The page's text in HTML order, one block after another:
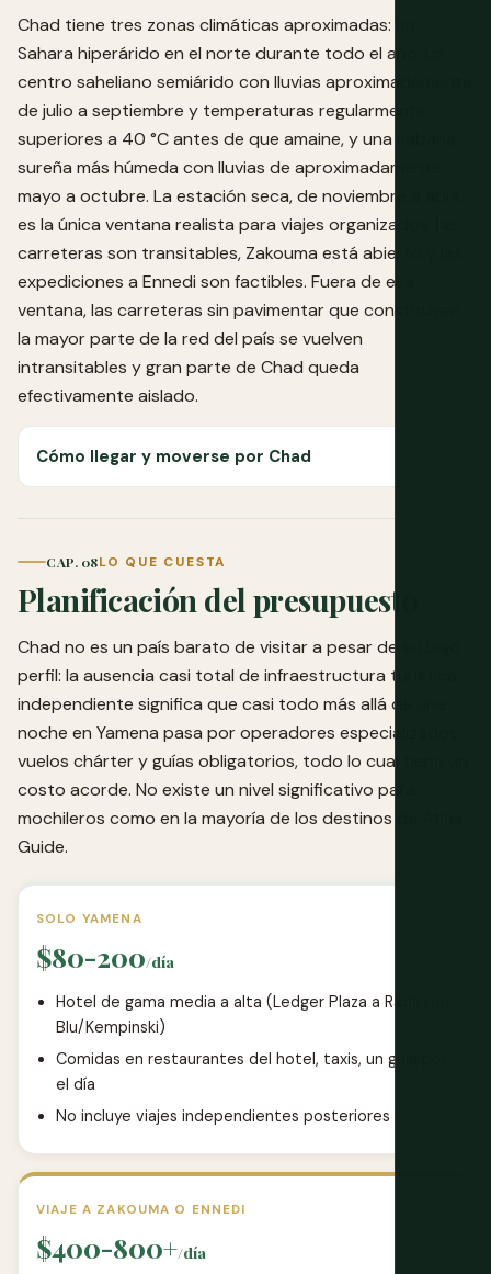
Chad tiene tres zonas climáticas aproximadas: un
Sahara hiperárido en el norte durante todo el año, un
centro saheliano semiárido con lluvias aproximadamente
de julio a septiembre y temperaturas regularmente
superiores a 40 °C antes de que amaine, y una sabana
sureña más húmeda con lluvias de aproximadamente
mayo a octubre. La estación seca, de noviembre a abril,
es la única ventana realista para viajes organizados: las
carreteras son transitables, Zakouma está abierto y las
expediciones a Ennedi son factibles. Fuera de esa
ventana, las carreteras sin pavimentar que constituyen
la mayor parte de la red del país se vuelven
intransitables y gran parte de Chad queda
efectivamente aislado.
Cómo llegar y moverse por Chad
CAP. 08LO QUE CUESTA
Planificación del presupuesto
Chad no es un país barato de visitar a pesar de su bajo
perfil: la ausencia casi total de infraestructura turística
independiente significa que casi todo más allá de una
noche en Yamena pasa por operadores especializados,
vuelos chárter y guías obligatorios, todo lo cual tiene un
costo acorde. No existe un nivel significativo para
mochileros como en la mayoría de los destinos de Atlas
Guide.
SOLO YAMENA
$80-200/día
Hotel de gama media a alta (Ledger Plaza a Radisson
Blu/Kempinski)
Comidas en restaurantes del hotel, taxis, un guía por
el día
No incluye viajes independientes posteriores
VIAJE A ZAKOUMA O ENNEDI
$400-800+/día